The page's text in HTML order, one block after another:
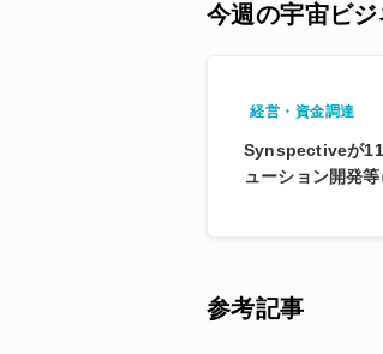
今週の宇宙ビ
経営・資金調達
Synspectiveが
ューション開発
参考記事